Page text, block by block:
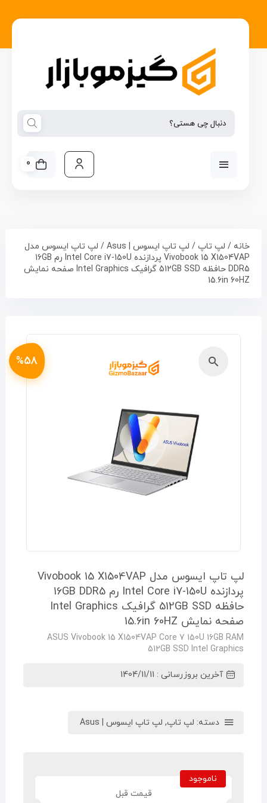
0
خانه / لپ تاپ/ لپ تاپ ایسوس | Asus
/ لپ تاپ ایسوس مدل
Vivobook 15 X1504VAP پردازنده Intel Core i7-150U رم 16GB
DDR5 حافظه 512GB SSD گرافیک Intel Graphics صفحه نمایش
15.6in 60HZ
%58
لپ تاپ ایسوس مدل Vivobook 15 X1504VAP
پردازنده Intel Core i7-150U رم 16GB DDR5
حافظه 512GB SSD گرافیک Intel Graphics
صفحه نمایش 15.6in 60HZ
ASUS Vivobook 15 X1504VAP Core 7 150U 16GB RAM
512GB SSD Intel Graphics
آخرین بروزرسانی : 1404/11/11
دسته: لپ تاپ, لپ تاپ ایسوس | Asus
ناموجود